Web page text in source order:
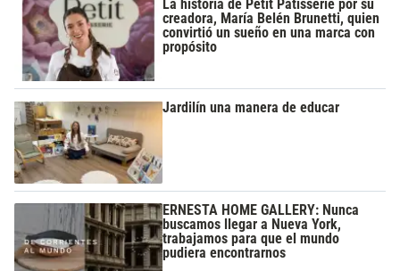
La historia de Petit Patisserie por su
creadora, María Belén Brunetti, quien
convirtió un sueño en una marca con
propósito
Jardilín una manera de educar
ERNESTA HOME GALLERY: Nunca
buscamos llegar a Nueva York,
trabajamos para que el mundo
pudiera encontrarnos